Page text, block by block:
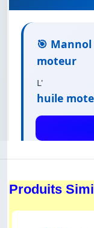
🎯 Mannol
moteur
L'
huile
offre une
moteur
quotidien
✔
✔
Produits